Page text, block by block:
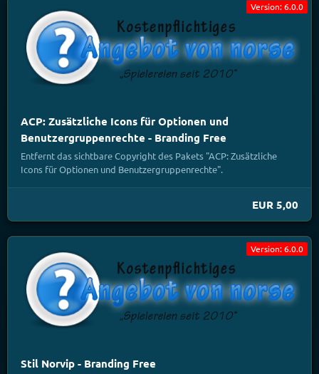
Version: 6.0.0
ACP: Zusätzliche Icons für Optionen und
Benutzergruppenrechte - Branding Free
Entfernt das sichtbare Copyright des Pakets "ACP: Zusätzliche
Icons für Optionen und Benutzergruppenrechte".
EUR 5,00
Version: 6.0.0
Stil Norvip - Branding Free